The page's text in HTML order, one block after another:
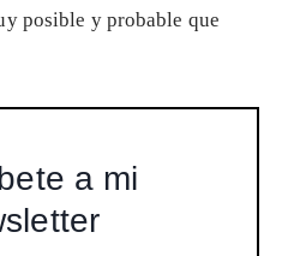
posible y probable que
a mi